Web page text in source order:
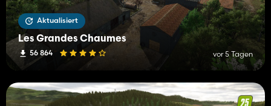
Aktualisiert
Les Grandes Chaumes
56 864 vor 5 Tagen